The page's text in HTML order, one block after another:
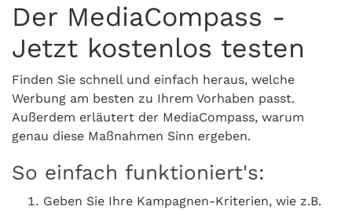
Der MediaCompass -
Jetzt kostenlos testen
Finden Sie schnell und einfach heraus, welche
Werbung am besten zu Ihrem Vorhaben passt.
Außerdem erläutert der MediaCompass, warum
genau diese Maßnahmen Sinn ergeben.
So einfach funktioniert's:
Geben Sie Ihre Kampagnen-Kriterien, wie z.B.